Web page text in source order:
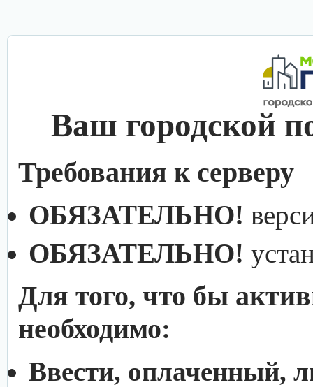
Ваш городской
Требования к серверу
ОБЯЗАТЕЛЬНО!
ОБЯЗАТЕЛЬНО!
Для того, что бы
необходимо:
Ввести, оплаченный,